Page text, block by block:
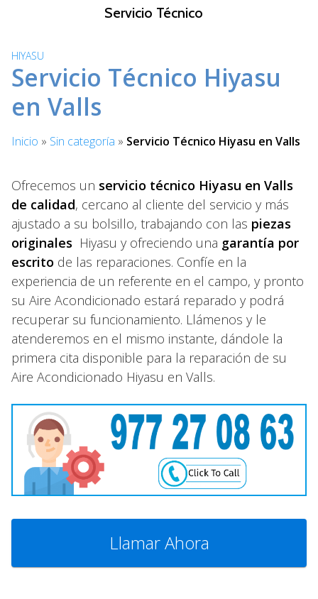
Servicio Técnico
HIYASU
Servicio Técnico Hiyasu
en Valls
Inicio » Sin categoría » Servicio Técnico Hiyasu en Valls
Ofrecemos un servicio técnico Hiyasu en Valls
de calidad, cercano al cliente del servicio y más
ajustado a su bolsillo, trabajando con las piezas
originales Hiyasu y ofreciendo una garantía por
escrito de las reparaciones. Confíe en la
experiencia de un referente en el campo, y pronto
su Aire Acondicionado estará reparado y podrá
recuperar su funcionamiento. Llámenos y le
atenderemos en el mismo instante, dándole la
primera cita disponible para la reparación de su
Aire Acondicionado Hiyasu en Valls.
Llamar Ahora